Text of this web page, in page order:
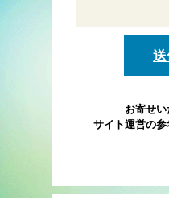
お寄せ
サイト運営の参